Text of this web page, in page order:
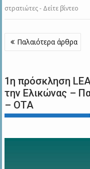
στρατιώτες - Δείτε βίντεο
Πλοήγηση
άρθρων
Παλαιότερα άρθρα
1η πρόσκληση
την Ελικώνας –
– ΟΤΑ